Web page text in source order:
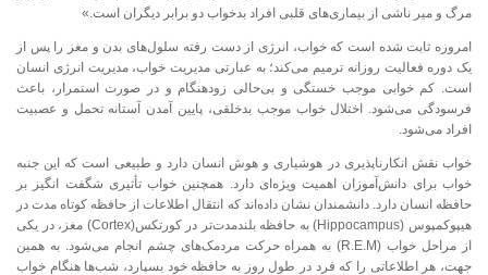
مرگ و میر ناشی از بیماری‌های قلبی افراد بدخواب دو برابر دیگران است.»
امروزه ثابت شده است که خواب، انرژی از دست رفته سلول‌های بدن و مغز را پس از
یک دوره فعالیت روزانه ترمیم می‌کند؛ به عبارتی مدیریت خواب، مدیریت انرژی انسان
است. کم خوابی موجب خستگی و بی‌حالی زودهنگام و در صورت استمرار، باعث
فرسودگی می‌شود. اختلال خواب موجب بدخلقی، پایین آمدن آستانه تحمل و عصبیت
افراد می‌شود.
خواب نقش انکارناپذیری در هوشیاری و هوش انسان دارد و طبیعی است که این جنبه
خواب برای دانش‌آموزان اهمیت ویژه‌ای دارد. همچنین خواب تأثیری شگفت انگیز بر
حافظه انسان دارد. دانشمندان نشان داده‌اند که انتقال اطلاعات از حافظه کوتاه مدت در
هیپوکمپوس (‏Hippocampus‏) به حافظه بلندمدت‌تر در کورتکس(‏Cortex‏) مغز، در یکی
از مراحل خواب (‏R.E.M‏) به همراه حرکت مردمک‌های چشم انجام می‌شود. به همین
جهت، هر اطلاعاتی را که فرد در طول روز به حافظه خود بسپارد، شب‌ها هنگام خواب